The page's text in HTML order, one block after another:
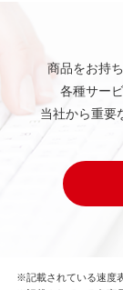
商品をお持
各種サー
当社から重要
※記載されている速度